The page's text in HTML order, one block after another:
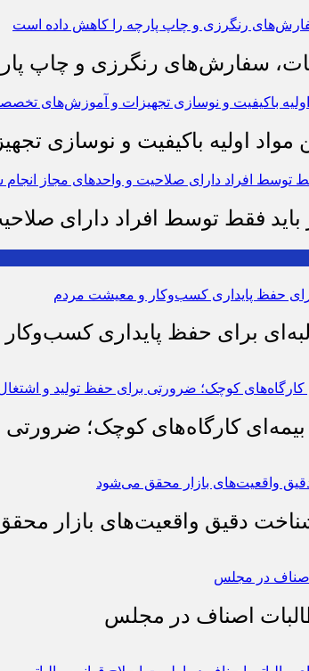
سفارش‌های رنگرزی و چاپ
مواد اولیه باکیفیت و نوسازی
باید فقط توسط افراد دارای
برای حفظ پایداری
کارگاه‌های کوچک؛ ضرورتی
شناخت دقیق واقعیت‌های بازار
اصناف در مجلس